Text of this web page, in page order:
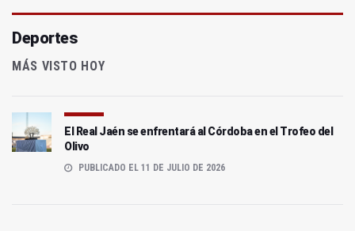
Deportes
MÁS VISTO HOY
El Real Jaén se enfrentará al Córdoba en el Trofeo del
Olivo
PUBLICADO EL 11 DE JULIO DE 2026